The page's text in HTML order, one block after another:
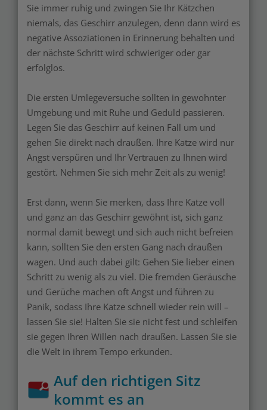
Sie immer ruhig und zwingen Sie Ihr Kätzchen
niemals, das Geschirr anzulegen, denn dann wird es
negative Assoziationen in Erinnerung behalten und
der nächste Schritt wird schwieriger oder gar
erfolglos.
Die ersten Umlegeversuche sollten in gewohnter
Umgebung und mit Ruhe und Geduld passieren.
Legen Sie das Geschirr auf keinen Fall um und
gehen Sie direkt nach draußen. Ihre Katze wird nur
Angst verspüren und Ihr Vertrauen zu Ihnen wird
gestört. Nehmen Sie sich mehr Zeit als zu wenig!
Erst dann, wenn Sie merken, dass Ihre Katze voll
und ganz an das Geschirr gewöhnt ist, sich ganz
normal damit bewegt und sich auch nicht befreien
kann, sollten Sie den ersten Gang nach draußen
wagen. Und auch dabei gilt: Gehen Sie lieber einen
Schritt zu wenig als zu viel. Die fremden Geräusche
und Gerüche machen oft Angst und führen zu
Panik, sodass Ihre Katze schnell wieder rein will –
lassen Sie sie! Halten Sie sie nicht fest und schleifen
sie gegen Ihren Willen nach draußen. Lassen Sie sie
die Welt in ihrem Tempo erkunden.
Auf den richtigen Sitz
kommt es an